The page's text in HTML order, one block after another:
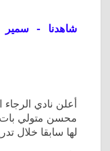
شاهدنا - سمير
أعلن نادي
محسن متولي بات
لها سابقا خلال